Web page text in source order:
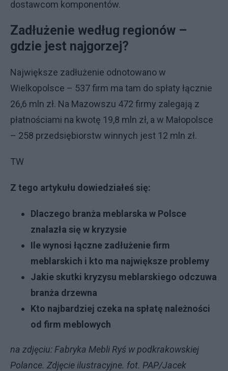
dostawcom komponentów.
Zadłużenie według regionów –
gdzie jest najgorzej?
Największe zadłużenie odnotowano w
Wielkopolsce – 537 firm ma tam do spłaty łącznie
26,6 mln zł. Na Mazowszu 472 firmy zalegają z
płatnościami na kwotę 19,8 mln zł, a w Małopolsce
– 258 przedsiębiorstw winnych jest 12 mln zł.
TW
Z tego artykułu dowiedziałeś się:
Dlaczego branża meblarska w Polsce
znalazła się w kryzysie
Ile wynosi łączne zadłużenie firm
meblarskich i kto ma największe problemy
Jakie skutki kryzysu meblarskiego odczuwa
branża drzewna
Kto najbardziej czeka na spłatę należności
od firm meblowych
na zdjęciu: Fabryka Mebli Ryś w podkrakowskiej
Polance. Zdjęcie ilustracyjne. fot. PAP/Jacek